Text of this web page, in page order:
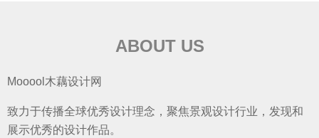
ABOUT US
Mooool木藕设计网
致力于传播全球优秀设计理念，聚焦景观设计行业，发现和
展示优秀的设计作品。